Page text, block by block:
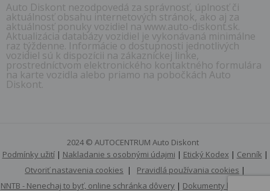
Auto Diskont nezodpovedá za správnosť, úplnosť či
aktuálnosť obsahu internetových stránok, ako aj za
aktuálnosť ponuky vozidiel na www.auto-diskont.sk.
Aktualizácia databázy vozidiel je vykonávaná minimálne
raz týždenne. Informácie o dostupnosti jednotlivých
vozidiel sú k dispozícii na zákazníckej linke,
prostredníctvom elektronického kontaktného formulára
na karte vozidla alebo priamo na pobočkách Auto
Diskont.
2024 © AUTOCENTRUM Auto Diskont
Podmínky užití| Nakladanie s osobnými údajmi | Etický Kodex | Cenník |
Otvoriť nastavenia cookies | Pravidlá používania cookies |
NNTB - Nenechaj to byť, online schránka dôvery | Dokumenty k stiahnutiu